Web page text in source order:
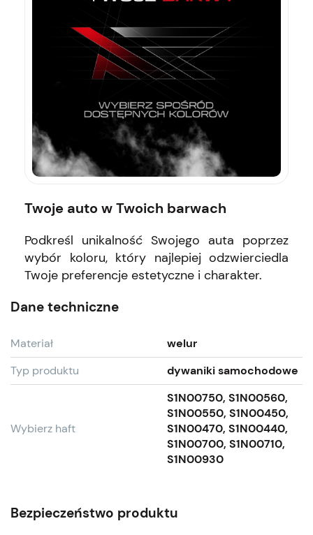
Twoje auto w Twoich barwach
Podkreśl unikalność Swojego auta poprzez
wybór koloru, który najlepiej odzwierciedla
Twoje preferencje estetyczne i charakter.
Dane techniczne
Materiał
welur
Typ produktu
dywaniki samochodowe
Wybierz haft
S1N00750, S1N00560,
S1N00550, S1N00450,
S1N00470, S1N00440,
S1N00700, S1N00710,
S1N00930
Bezpieczeństwo produktu